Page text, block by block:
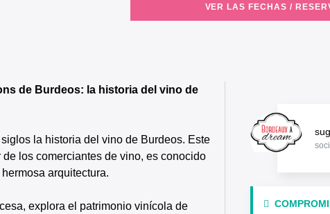
VER LAS FECHAS /
de Burdeos: la historia del vino de
la historia del vino de Burdeos. Este
los comerciantes de vino, es conocido
arquitectura.
explora el patrimonio vinícola de